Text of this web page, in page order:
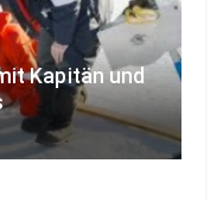
Kapitän und